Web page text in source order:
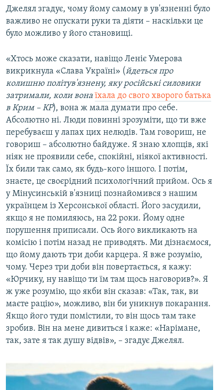
Джелял згадує, чому йому самому в ув'язненні було
важливо не опускати руки та діяти – наскільки це
було можливо у його становищі.
«Хтось може сказати, навіщо Леніє Умерова
викрикнула «Слава Україні» (йдеться про
колишню політув'язнену, яку російські силовики
затримали, коли вона їхала до свого хворого батька
в Крим – КР), вона ж мала думати про себе.
Абсолютно ні. Люди повинні зрозуміти, що ти вже
перебуваєш у лапах цих нелюдів. Там говориш, не
говориш – абсолютно байдуже. Я знаю хлопців, які
ніяк не проявили себе, спокійні, ніякої активності.
Їх били так само, як будь-кого іншого. І потім,
знаєте, це своєрідний психологічний прийом. Ось я
у Мінусинській в'язниці познайомився з нашим
українцем із Херсонської області. Його засудили,
якщо я не помиляюсь, на 22 роки. Йому одне
порушення приписали. Ось його викликають на
комісію і потім назад не приводять. Ми дізнаємося,
що йому дають три доби карцера. Я вже розумію,
чому. Через три доби він повертається, я кажу:
«Юрчику, ну навіщо ти їм там щось наговорив?». Я
ж уже розумію, що якби він сказав: «Так, так, ви
маєте рацію», можливо, він би уникнув покарання.
Якщо його туди помістили, то він щось там таке
зробив. Він на мене дивиться і каже: «Нарімане,
так, зате я так душу відвів», – згадує Джелял.